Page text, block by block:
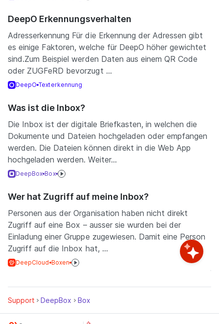
DeepO Erkennungsverhalten
Adresserkennung Für die Erkennung der Adressen gibt
es einige Faktoren, welche für DeepO höher gewichtet
sind.Zum Beispiel werden Daten aus einem QR Code
oder ZUGFeRD bevorzugt ...
DeepO Texterkennung
Was ist die Inbox?
Die Inbox ist der digitale Briefkasten, in welchen die
Dokumente und Dateien hochgeladen oder empfangen
werden. Die Dateien können direkt in die Web App
hochgeladen werden. Weiter...
DeepBox Box
Wer hat Zugriff auf meine Inbox?
Personen aus der Organisation haben nicht direkt
Zugriff auf eine Box – ausser sie wurden bei der
Einladung einer Gruppe zugewiesen. Damit eine Person
Zugriff auf die Inbox hat, ...
DeepCloud Boxen
Support DeepBox Box